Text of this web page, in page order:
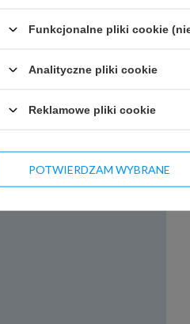
Funkcjonalne pliki cookie
Analityczne pliki cookie
Reklamowe pliki cookie
POTWIERDZAM WYBRANE